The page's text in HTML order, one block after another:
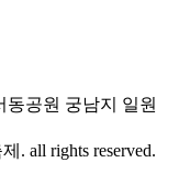
공원 궁남지 일원
. all rights reserved.